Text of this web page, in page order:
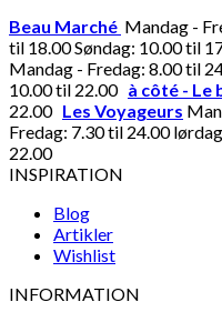
Beau Marché Mandag -
til 18.00 Søndag: 10.00 til
Mandag - Fredag: 8.00 til
10.00 til 22.00 à côté - Le
22.00 Les Voyageurs
Fredag: 7.30 til 24.00
22.00
INSPIRATION
Blog
Artikler
Wishlist
INFORMATION